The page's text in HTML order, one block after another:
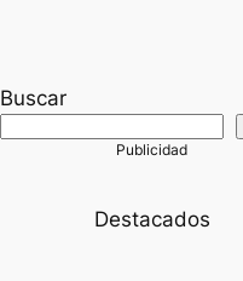
Buscar
Destacados